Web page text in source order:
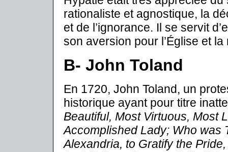
rationaliste et agnostique, la
et de l’ignorance. Il se servit
son aversion pour l’Église et
B- John Toland
En 1720, John Toland, un
historique ayant pour titre
Beautiful, Most Virtuous, Most
Accomplished Lady; Who was
Alexandria, to Gratify the